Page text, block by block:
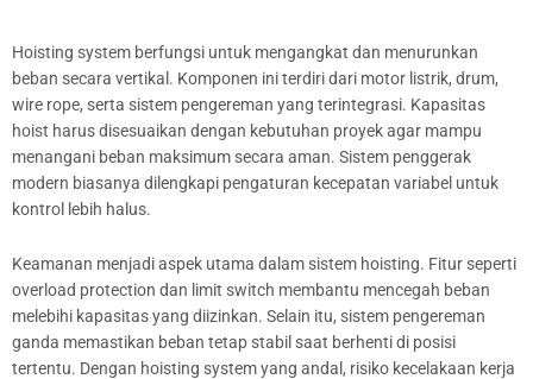
Hoisting system berfungsi untuk mengangkat dan menurunkan
beban secara vertikal. Komponen ini terdiri dari motor listrik, drum,
wire rope, serta sistem pengereman yang terintegrasi. Kapasitas
hoist harus disesuaikan dengan kebutuhan proyek agar mampu
menangani beban maksimum secara aman. Sistem penggerak
modern biasanya dilengkapi pengaturan kecepatan variabel untuk
kontrol lebih halus.
Keamanan menjadi aspek utama dalam sistem hoisting. Fitur seperti
overload protection dan limit switch membantu mencegah beban
melebihi kapasitas yang diizinkan. Selain itu, sistem pengereman
ganda memastikan beban tetap stabil saat berhenti di posisi
tertentu. Dengan hoisting system yang andal, risiko kecelakaan kerja